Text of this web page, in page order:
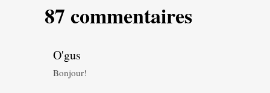
87 commentaires
O'gus
Bonjour!